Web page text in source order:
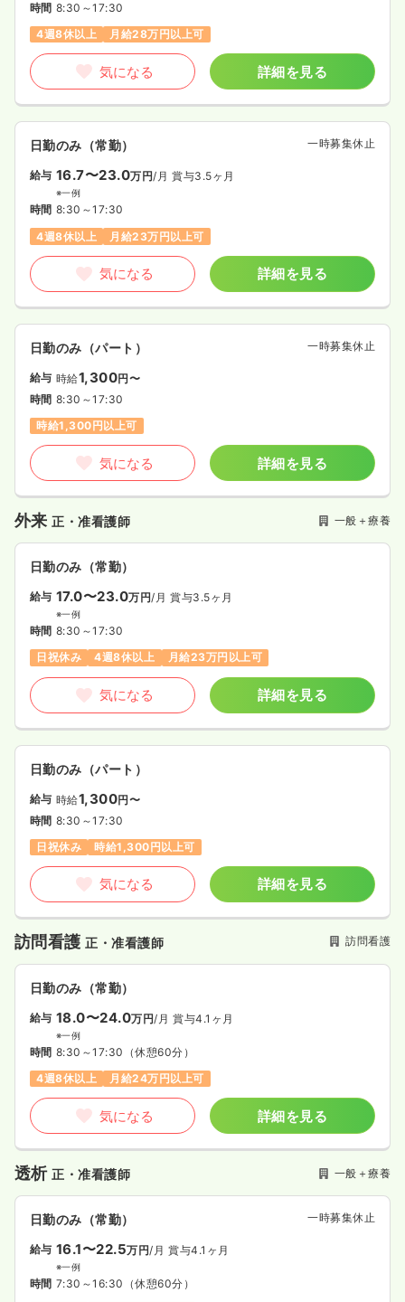
時間 8:30～17:30
4週8休以上
月給28万円以上可
気になる 詳細を見る
日勤のみ（常勤） 一時募集休止
給与 16.7〜23.0万円/月 賞与3.5ヶ月
※一例
時間 8:30～17:30
4週8休以上
月給23万円以上可
気になる 詳細を見る
日勤のみ（パート） 一時募集休止
給与 時給1,300円〜
時間 8:30～17:30
時給1,300円以上可
気になる 詳細を見る
外来正・准看護師 一般＋療養
日勤のみ（常勤）
給与 17.0〜23.0万円/月 賞与3.5ヶ月
※一例
時間 8:30～17:30
日祝休み
4週8休以上 月給23万円以上可
気になる 詳細を見る
日勤のみ（パート）
給与 時給1,300円〜
時間 8:30～17:30
日祝休み
時給1,300円以上可
気になる 詳細を見る
訪問看護正・准看護師 訪問看護
日勤のみ（常勤）
給与 18.0〜24.0万円/月 賞与4.1ヶ月
※一例
時間 8:30～17:30 （休憩60分）
4週8休以上
月給24万円以上可
気になる 詳細を見る
透析正・准看護師 一般＋療養
日勤のみ（常勤） 一時募集休止
給与 16.1〜22.5万円/月 賞与4.1ヶ月
※一例
時間 7:30～16:30 （休憩60分）